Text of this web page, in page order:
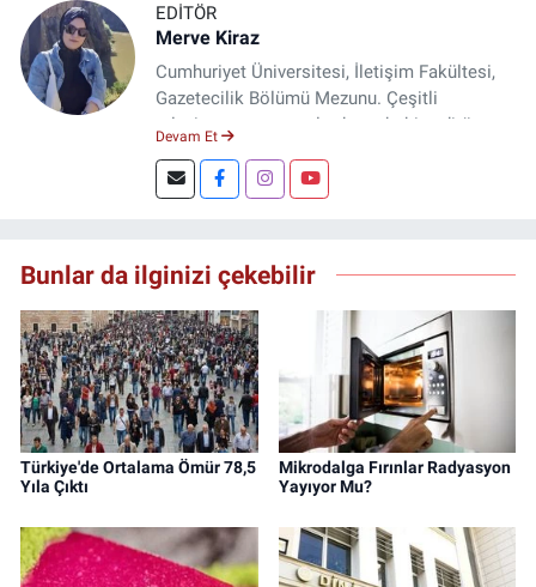
EDITÖR
Merve Kiraz
Cumhuriyet Üniversitesi, İletişim Fakültesi,
Gazetecilik Bölümü Mezunu. Çeşitli
televizyon ve gazetelerde muhabir, editör,
Şuan, www.dogugazetesi.com adlı haber
sitesinin Yazı İşleri Müdürlüğünü yürütmekte.
Devam Et
Bunlar da ilginizi çekebilir
Türkiye'de Ortalama Ömür 78,5
Yıla Çıktı
Mikrodalga Fırınlar Radyasyon
Yayıyor Mu?